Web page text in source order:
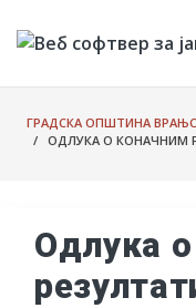
ГРАДСКА ОПШТИНА
/ ОДЛУКА О КОНАЧНИМ
Одлука